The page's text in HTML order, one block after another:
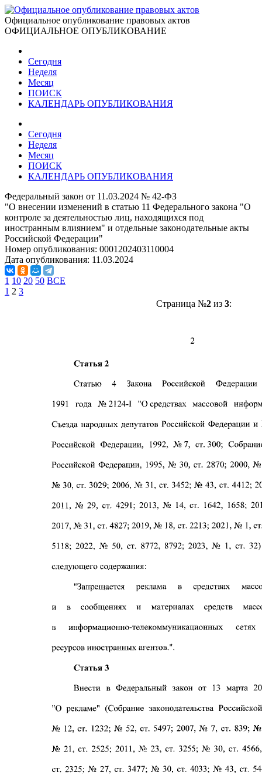
Официальное опубликование правовых актов
ОФИЦИАЛЬНОЕ ОПУБЛИКОВАНИЕ
Сегодня
Неделя
Месяц
ПОИСК
КАЛЕНДАРЬ ОПУБЛИКОВАНИЯ
Сегодня
Неделя
Месяц
ПОИСК
КАЛЕНДАРЬ ОПУБЛИКОВАНИЯ
Федеральный закон от 11.03.2024 № 42-ФЗ
"О внесении изменений в статью 11 Федерального закона "О
контроле за деятельностью лиц, находящихся под
иностранным влиянием" и отдельные законодательные акты
Российской Федерации"
Номер опубликования: 0001202403110004
Дата опубликования: 11.03.2024
1 10 20 50 ВСЕ
1 2 3
Страница №2из 3: